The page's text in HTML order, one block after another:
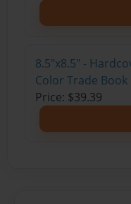
8.5"x8.5" -
Color Trade Book
Price: $39.39